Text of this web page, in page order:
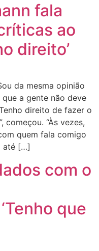
fala
ao
direito’
da mesma opinião
a gente não deve
direito de fazer o
começou. “Às vezes,
quem fala comigo
até […]
com o
que